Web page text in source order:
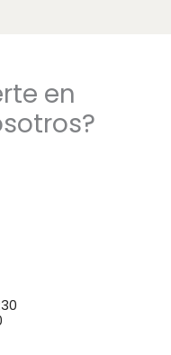
en